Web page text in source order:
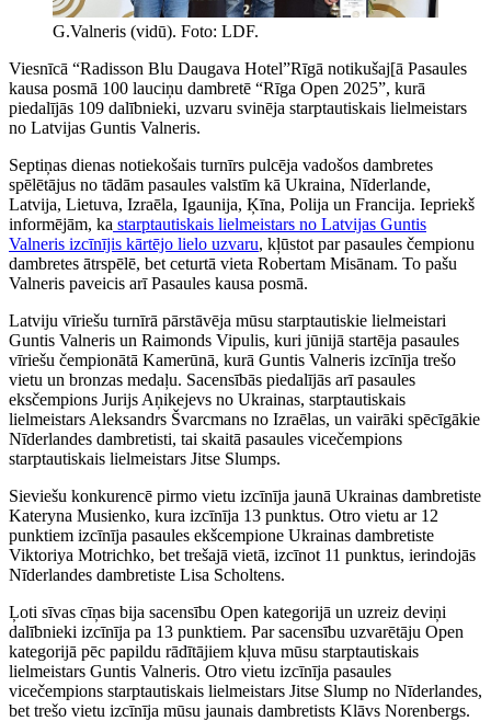
G.Valneris (vidū). Foto: LDF.
Viesnīcā “Radisson Blu Daugava Hotel”Rīgā notikušaj[ā Pasaules
kausa posmā 100 lauciņu dambretē “Rīga Open 2025”, kurā
piedalījās 109 dalībnieki, uzvaru svinēja starptautiskais lielmeistars
no Latvijas Guntis Valneris.
Septiņas dienas notiekošais turnīrs pulcēja vadošos dambretes
spēlētājus no tādām pasaules valstīm kā Ukraina, Nīderlande,
Latvija, Lietuva, Izraēla, Igaunija, Ķīna, Polija un Francija. Iepriekš
informējām, ka starptautiskais lielmeistars no Latvijas Guntis
Valneris izcīnījis kārtējo lielo uzvaru, kļūstot par pasaules čempionu
dambretes ātrspēlē, bet ceturtā vieta Robertam Misānam. To pašu
Valneris paveicis arī Pasaules kausa posmā.
Latviju vīriešu turnīrā pārstāvēja mūsu starptautiskie lielmeistari
Guntis Valneris un Raimonds Vipulis, kuri jūnijā startēja pasaules
vīriešu čempionātā Kamerūnā, kurā Guntis Valneris izcīnīja trešo
vietu un bronzas medaļu. Sacensībās piedalījās arī pasaules
eksčempions Jurijs Aņikejevs no Ukrainas, starptautiskais
lielmeistars Aleksandrs Švarcmans no Izraēlas, un vairāki spēcīgākie
Nīderlandes dambretisti, tai skaitā pasaules vicečempions
starptautiskais lielmeistars Jitse Slumps.
Sieviešu konkurencē pirmo vietu izcīnīja jaunā Ukrainas dambretiste
Kateryna Musienko, kura izcīnīja 13 punktus. Otro vietu ar 12
punktiem izcīnīja pasaules ekšcempione Ukrainas dambretiste
Viktoriya Motrichko, bet trešajā vietā, izcīnot 11 punktus, ierindojās
Nīderlandes dambretiste Lisa Scholtens.
Ļoti sīvas cīņas bija sacensību Open kategorijā un uzreiz deviņi
dalībnieki izcīnīja pa 13 punktiem. Par sacensību uzvarētāju Open
kategorijā pēc papildu rādītājiem kļuva mūsu starptautiskais
lielmeistars Guntis Valneris. Otro vietu izcīnīja pasaules
vicečempions starptautiskais lielmeistars Jitse Slump no Nīderlandes,
bet trešo vietu izcīnīja mūsu jaunais dambretists Klāvs Norenbergs.